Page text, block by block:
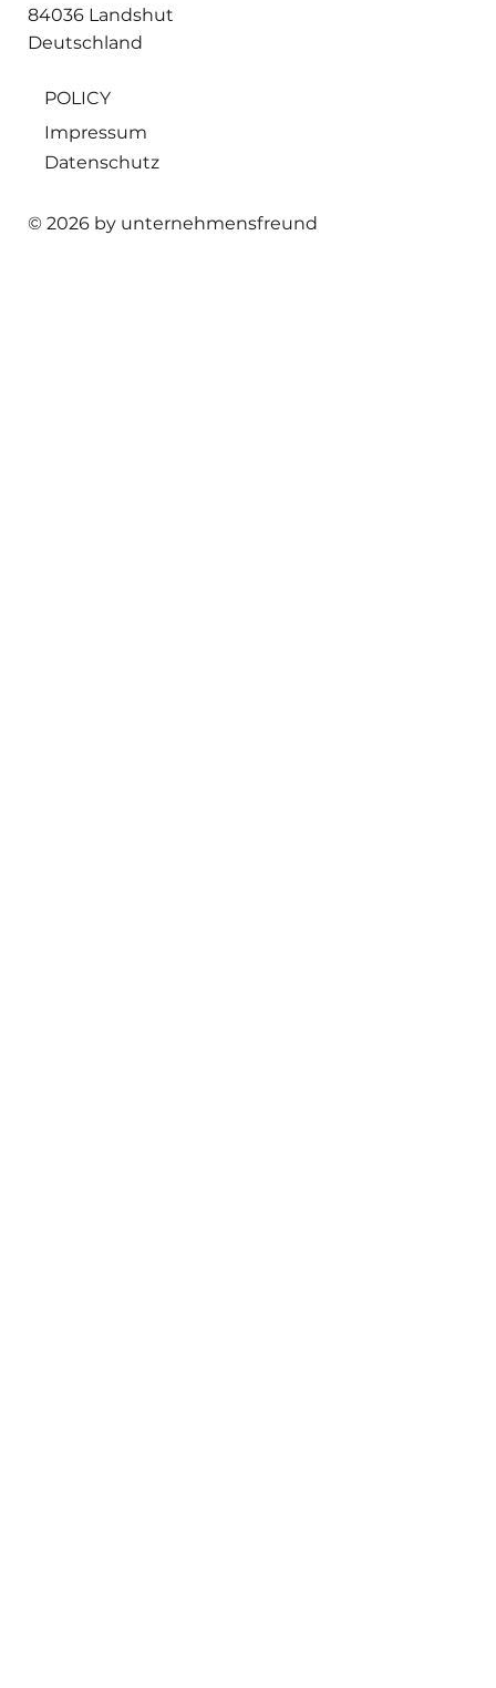
84036 Landshut
Deutschland
POLICY
Impressum
Datenschutz
© 2026 by unternehmensfreund